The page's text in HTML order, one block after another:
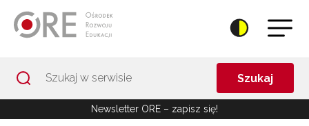
Szukaj
Newsletter ORE – zapisz się!